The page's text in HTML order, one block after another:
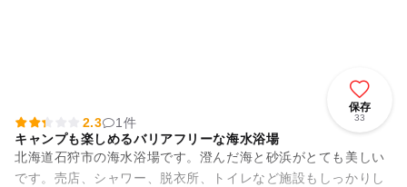
保存
33
2.3
1件
キャンプも楽しめるバリアフリーな海水浴場
北海道石狩市の海水浴場です。澄んだ海と砂浜がとても美しい
です。売店、シャワー、脱衣所、トイレなど施設もしっかりし